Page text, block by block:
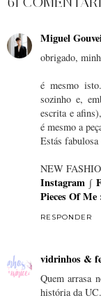
Miguel
obrigado,
é mesmo
sozinho e,
escrita e
é mesmo a
Estás
NEW
Instagram ∫
Pieces Of Me
RESPONDER
vidrinhos &
Quem arrasa
história da